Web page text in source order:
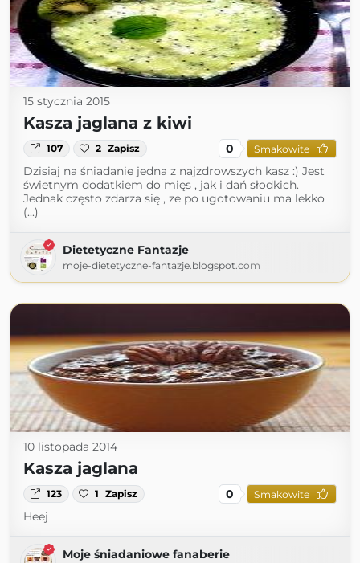
15 stycznia 2015
Kasza jaglana z kiwi
107 2 Zapisz 0 Smakowite
Dzisiaj na śniadanie jedna z najzdrowszych kasz :) Jest
świetnym dodatkiem do mięs , jak i dań słodkich.
Jednak często zdarza się , ze po ugotowaniu ma lekko
(...)
Dietetyczne Fantazje
moje-dietetyczne-fantazje.blogspot.com
10 listopada 2014
Kasza jaglana
123 1 Zapisz 0 Smakowite
Heej
Moje śniadaniowe fanaberie